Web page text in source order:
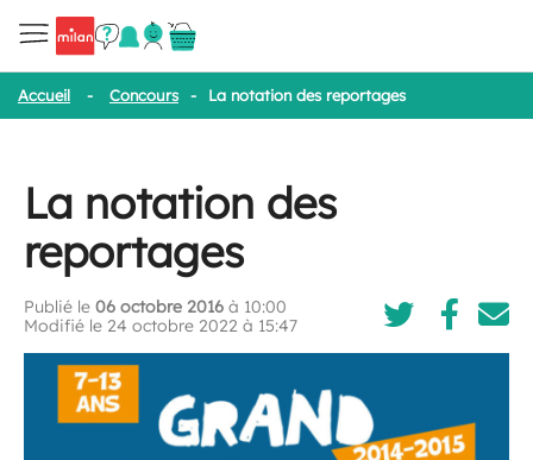
Accueil - Concours - La notation des reportages
La notation des
reportages
Publié le 06 octobre 2016 à 10:00
Modifié le 24 octobre 2022 à 15:47